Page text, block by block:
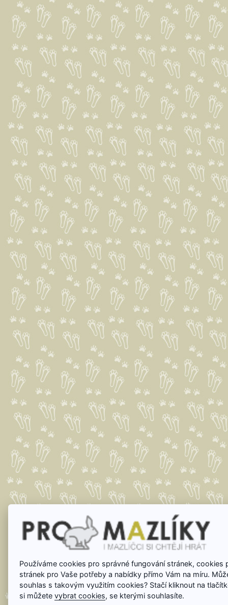
Používáme cookies pro správné fungování stránek, cookies
stránek pro Vaše potřeby a nabídky přímo Vám na míru.
souhlas s takovým využitím cookies? Stačí kliknout na
si můžetevybrat cookies, se kterými souhlasíte.